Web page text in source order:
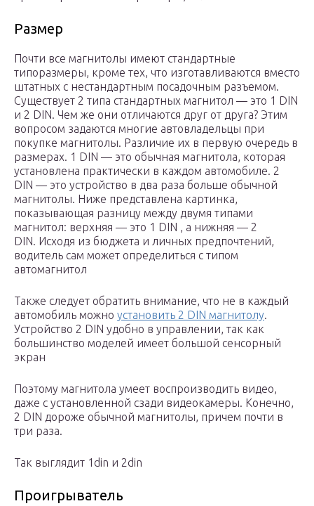
Размер
Почти все магнитолы имеют стандартные
типоразмеры, кроме тех, что изготавливаются вместо
штатных с нестандартным посадочным разъемом.
Существует 2 типа стандартных магнитол — это 1 DIN
и 2 DIN. Чем же они отличаются друг от друга? Этим
вопросом задаются многие автовладельцы при
покупке магнитолы. Различие их в первую очередь в
размерах. 1 DIN — это обычная магнитола, которая
установлена практически в каждом автомобиле. 2
DIN — это устройство в два раза больше обычной
магнитолы. Ниже представлена картинка,
показывающая разницу между двумя типами
магнитол: верхняя — это 1 DIN , а нижняя — 2
DIN. Исходя из бюджета и личных предпочтений,
водитель сам может определиться с типом
автомагнитол
Также следует обратить внимание, что не в каждый
автомобиль можно установить 2 DIN магнитолу.
Устройство 2 DIN удобно в управлении, так как
большинство моделей имеет большой сенсорный
экран
Поэтому магнитола умеет воспроизводить видео,
даже с установленной сзади видеокамеры. Конечно,
2 DIN дороже обычной магнитолы, причем почти в
три раза.
Так выглядит 1din и 2din
Проигрыватель